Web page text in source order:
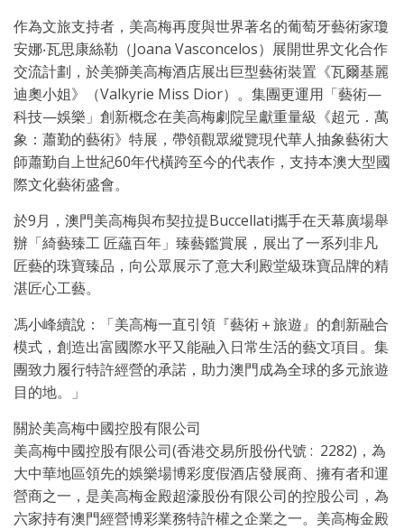
作為文旅支持者，美高梅再度與世界著名的葡萄牙藝術家瓊
安娜‧瓦思康絲勒（Joana Vasconcelos）展開世界文化合作
交流計劃，於美獅美高梅酒店展出巨型藝術裝置《瓦爾基麗
迪奧小姐》（Valkyrie Miss Dior）。集團更運用「藝術—
科技—娛樂」創新概念在美高梅劇院呈獻重量級《超元．萬
象：蕭勤的藝術》特展，帶領觀眾縱覽現代華人抽象藝術大
師蕭勤自上世紀60年代橫跨至今的代表作，支持本澳大型國
際文化藝術盛會。
於9月，澳門美高梅與布契拉提Buccellati攜手在天幕廣場舉
辦「綺藝臻工 匠蘊百年」臻藝鑑賞展，展出了一系列非凡
匠藝的珠寶臻品，向公眾展示了意大利殿堂級珠寶品牌的精
湛匠心工藝。
馮小峰續說：「美高梅一直引領『藝術＋旅遊』的創新融合
模式，創造出富國際水平又能融入日常生活的藝文項目。集
團致力履行特許經營的承諾，助力澳門成為全球的多元旅遊
目的地。」
關於美高梅中國控股有限公司
美高梅中國控股有限公司(香港交易所股份代號 : 2282)，為
大中華地區領先的娛樂場博彩度假酒店發展商、擁有者和運
營商之一，是美高梅金殿超濠股份有限公司的控股公司，為
六家持有澳門經營博彩業務特許權之企業之一。美高梅金殿